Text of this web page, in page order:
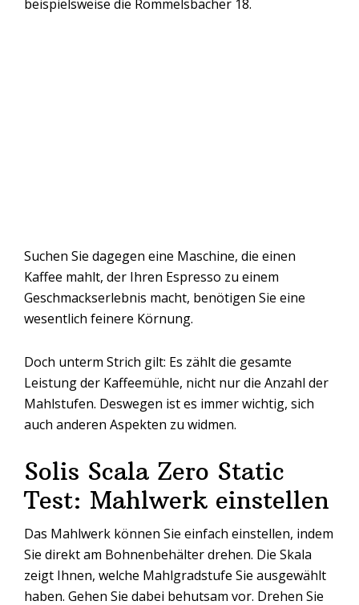
beispielsweise die Rommelsbacher 18.
Suchen Sie dagegen eine Maschine, die einen
Kaffee mahlt, der Ihren Espresso zu einem
Geschmackserlebnis macht, benötigen Sie eine
wesentlich feinere Körnung.
Doch unterm Strich gilt: Es zählt die gesamte
Leistung der Kaffeemühle, nicht nur die Anzahl der
Mahlstufen. Deswegen ist es immer wichtig, sich
auch anderen Aspekten zu widmen.
Solis Scala Zero Static
Test: Mahlwerk einstellen
Das Mahlwerk können Sie einfach einstellen, indem
Sie direkt am Bohnenbehälter drehen. Die Skala
zeigt Ihnen, welche Mahlgradstufe Sie ausgewählt
haben. Gehen Sie dabei behutsam vor. Drehen Sie